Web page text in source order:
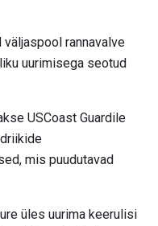
rannavalve
uurimisega seotud
USCoast Guardile
mis puudutavad
üles uurima keerulisi